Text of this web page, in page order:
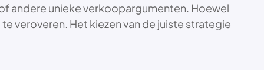
andere unieke verkoopargumenten. Hoewel
veroveren. Het kiezen van de juiste strategie